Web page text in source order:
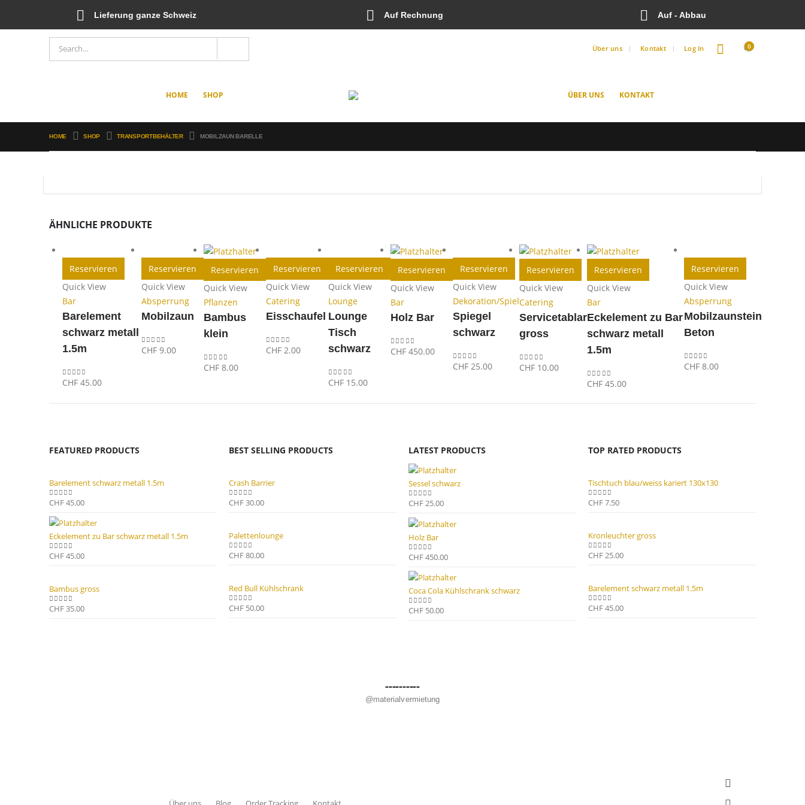
Lieferung ganze Schweiz Auf Rechnung Auf - Abbau
Über uns Kontakt Log In 0
HOME SHOP ÜBER UNS KONTAKT
HOME SHOP TRANSPORTBEHÄLTER MOBILZAUN BARELLE
ÄHNLICHE PRODUKTE
Reservieren
Quick View
Bar
Barelement
schwarz metall
1.5m
0out of 5
CHF 45.00
Reservieren
Quick View
Absperrung
Mobilzaun
0out of 5
CHF 9.00
Reservieren
Quick View
Pflanzen
Bambus
klein
0out of 5
CHF 8.00
Reservieren
Quick View
Catering
Eisschaufel
0out of 5
CHF 2.00
Reservieren
Quick View
Lounge
Lounge
Tisch
schwarz
0out of 5
CHF 15.00
Reservieren
Quick View
Bar
Holz Bar
0out of 5
CHF 450.00
Reservieren
Quick View
Dekoration/Spiel
Spiegel
schwarz
0out of 5
CHF 25.00
Reservieren
Quick View
Catering
Servicetablar
gross
0out of 5
CHF 10.00
Reservieren
Quick View
Bar
Eckelement zu Bar
schwarz metall
1.5m
0out of 5
CHF 45.00
Reservieren
Quick View
Absperrung
Mobilzaunstein
Beton
0out of 5
CHF 8.00
FEATURED PRODUCTS
Barelement schwarz metall 1.5m
0out of 5
CHF45.00
Eckelement zu Bar schwarz metall 1.5m
0out of 5
CHF45.00
Bambus gross
0out of 5
CHF35.00
BEST SELLING PRODUCTS
Crash Barrier
0out of 5
CHF30.00
Palettenlounge
0out of 5
CHF80.00
Red Bull Kühlschrank
0out of 5
CHF 50.00
LATEST PRODUCTS
Sessel schwarz
0out of 5
CHF25.00
Holz Bar
0out of 5
CHF450.00
Coca Cola Kühlschrank schwarz
0out of 5
CHF 50.00
TOP RATED PRODUCTS
Tischtuch blau/weiss kariert 130x130
0out of 5
CHF7.50
Kronleuchter gross
0out of 5
CHF 25.00
Barelement schwarz metall 1.5m
0out of 5
CHF45.00
----------
@materialvermietung